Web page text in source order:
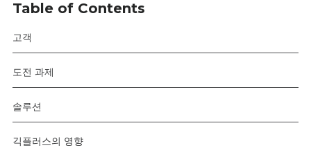
Table of Contents
고객
도전 과제
솔루션
긱플러스의 영향